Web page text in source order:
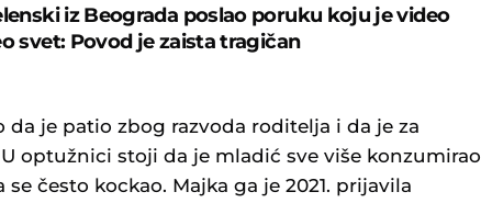
iz Beograda poslao poruku koju je video
svet: Povod je zaista tragičan
da je patio zbog razvoda roditelja i da je za
optužnici stoji da je mladić sve više konzumirao
često kockao. Majka ga je 2021. prijavila
31o C
Priština